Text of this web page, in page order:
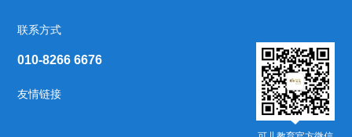
联系方式
010‑8266 6676
友情链接